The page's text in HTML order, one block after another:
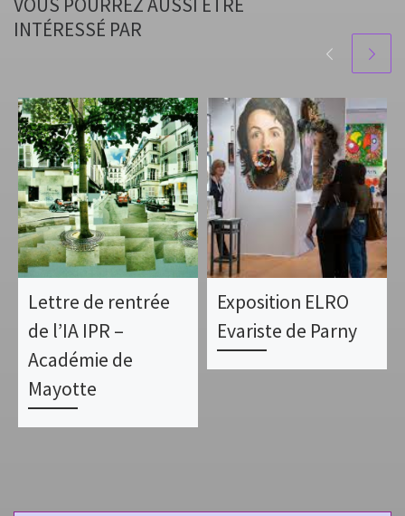
INTÉRESSÉ PAR
Lettre de rentrée
de l’IA IPR –
Académie de
Mayotte
Exposition ELRO
Evariste de Parny